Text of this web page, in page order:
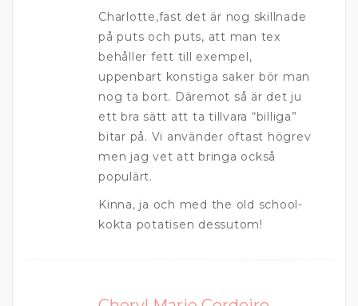
Charlotte,fast det är nog skillnade
på puts och puts, att man tex
behåller fett till exempel,
uppenbart konstiga saker bör man
nog ta bort. Däremot så är det ju
ett bra sätt att ta tillvara “billiga”
bitar på. Vi använder oftast högrev
men jag vet att bringa också
populärt.
Kinna, ja och med the old school-
kokta potatisen dessutom!